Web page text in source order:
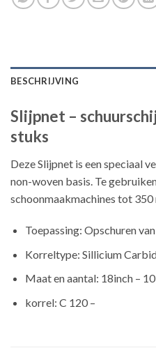
BESCHRIJVING
Slijpnet –
stuks
Deze Slijpnet is een speciaal
non-woven basis. Te
schoonmaakmachines tot 350
Toepassing: Opschuren
Korreltype: Sillicium
Maat en aantal: 18inch –
korrel: C 120 –